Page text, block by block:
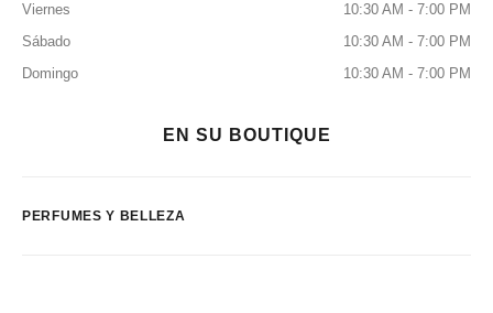
Viernes
10:30 AM - 7:00 PM
Sábado
10:30 AM - 7:00 PM
Domingo
10:30 AM - 7:00 PM
EN SU BOUTIQUE
PERFUMES Y BELLEZA